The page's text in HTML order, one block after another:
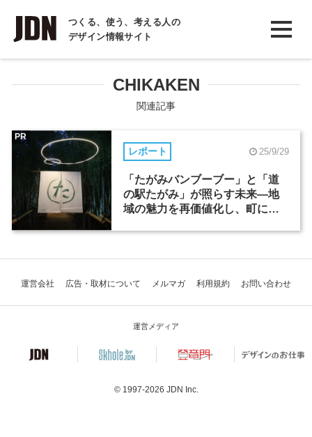
つくる、使う、考える人の
デザイン情報サイト
INTERVIEW
インタビュー
COLUMN
コラム
CHIKAKEN
関連記事
レポート 25/9/29
「たがみバンブーブー」と「道
の駅たがみ」が照らす未来―地
域の魅力を再価値化し、町に賑
PR
運営会社 広告・取材について メルマガ 利用規約 お問い合わせ
運営メディア
© 1997-2026 JDN Inc.